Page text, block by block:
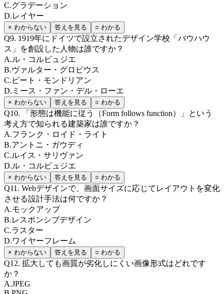
C.グラデーション
D.レイヤー
× わからない 答えを見る ○ わかる
Q9. 1919年にドイツで設立されたデザイン学校「バウハウ
ス」を創設した人物は誰ですか？
A.ル・コルビュジエ
B.ヴァルター・グロピウス
C. ピート・モンドリアン
D. ミース・ファン・デル・ローエ
× わからない 答えを見る ○ わかる
Q10.
「形態は機能に従う（Form follows function）」という
考え方で知られる建築家は誰ですか？
A.フランク・ロイド・ライト
B.アントニ・ガウディ
C.ルイス・サリヴァン
D.ル・コルビュジエ
× わからない 答えを見る ○ わかる
Q11 . Webデザインで、画面サイズに応じてレイアウトを変化
させる設計手法は何ですか？
A.モックアップ
B.レスポンシブデザイン
C.ラスター
D.ワイヤーフレーム
× わからない 答えを見る ○ わかる
Q12. 拡大しても画質が劣化しにくい画像形式はどれです
か？
A.JPEG